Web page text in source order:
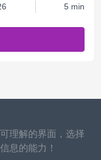
5 min
理解的界面，选择
息的能力！